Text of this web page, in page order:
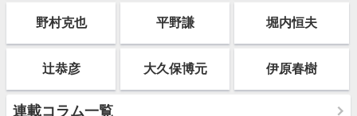
野村克也 平野謙 堀内恒夫
辻恭彦 大久保博元 伊原春樹
連載コラム一覧